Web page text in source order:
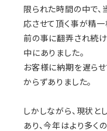
限られた時間の中で、
応させて頂く事が精一
前の事に翻弄され続
中にありました。
お客様に納期を遅ら
からずありました。
しかしながら、現状
あり、今年はより多く